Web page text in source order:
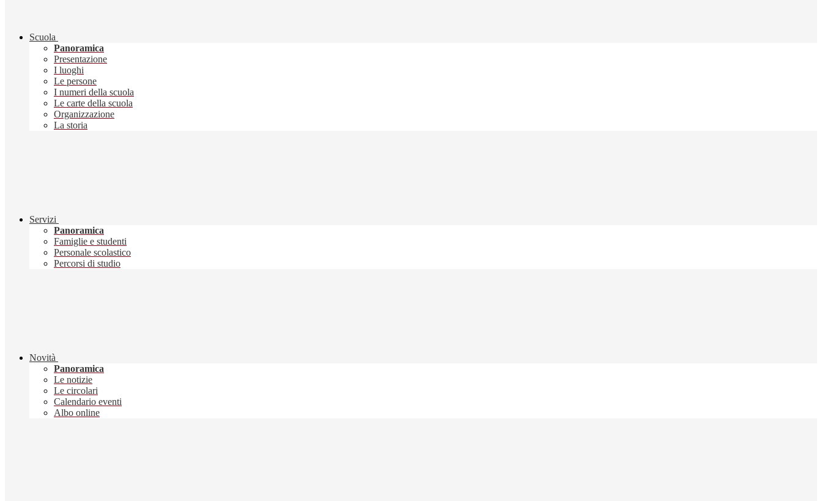
Scuola
Panoramica
Presentazione
I luoghi
Le persone
I numeri della scuola
Le carte della scuola
Organizzazione
La storia
Servizi
Panoramica
Famiglie e studenti
Personale scolastico
Percorsi di studio
Novità
Panoramica
Le notizie
Le circolari
Calendario eventi
Albo online